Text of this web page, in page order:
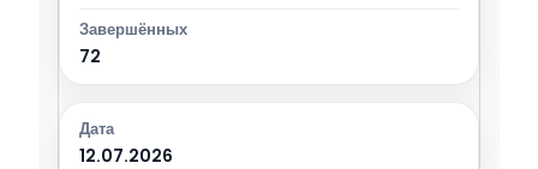
72
12.07.2026